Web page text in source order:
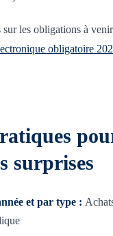
les obligations à
obligatoire
surprises
et par type :